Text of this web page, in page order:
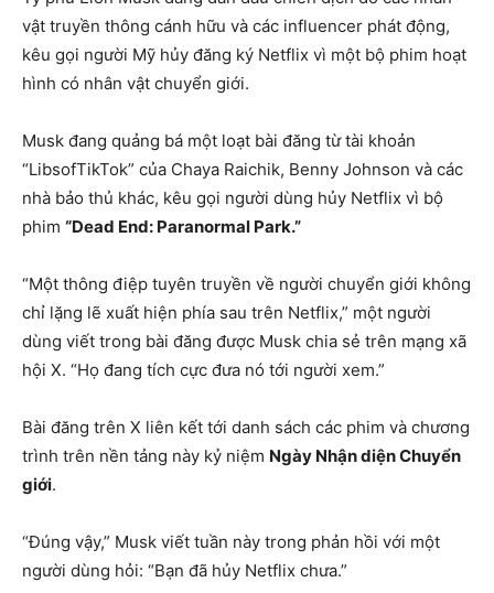
vật truyền thông cánh hữu và các influencer phát động,
kêu gọi người Mỹ hủy đăng ký Netflix vì một bộ phim hoạt
hình có nhân vật chuyển giới.
Musk đang quảng bá một loạt bài đăng từ tài khoản
“LibsofTikTok” của Chaya Raichik, Benny Johnson và các
nhà bảo thủ khác, kêu gọi người dùng hủy Netflix vì bộ
phim “Dead End: Paranormal Park.”
“Một thông điệp tuyên truyền về người chuyển giới không
chỉ lặng lẽ xuất hiện phía sau trên Netflix,” một người
dùng viết trong bài đăng được Musk chia sẻ trên mạng xã
hội X. “Họ đang tích cực đưa nó tới người xem.”
Bài đăng trên X liên kết tới danh sách các phim và chương
trình trên nền tảng này kỷ niệm Ngày Nhận diện Chuyển
giới.
“Đúng vậy,” Musk viết tuần này trong phản hồi với một
người dùng hỏi: “Bạn đã hủy Netflix chưa.”